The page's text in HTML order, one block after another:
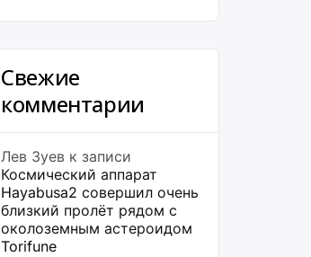
Свежие
комментарии
Лев Зуев к записи
Космический аппарат
Hayabusa2 совершил очень
близкий пролёт рядом с
околоземным астероидом
Torifune